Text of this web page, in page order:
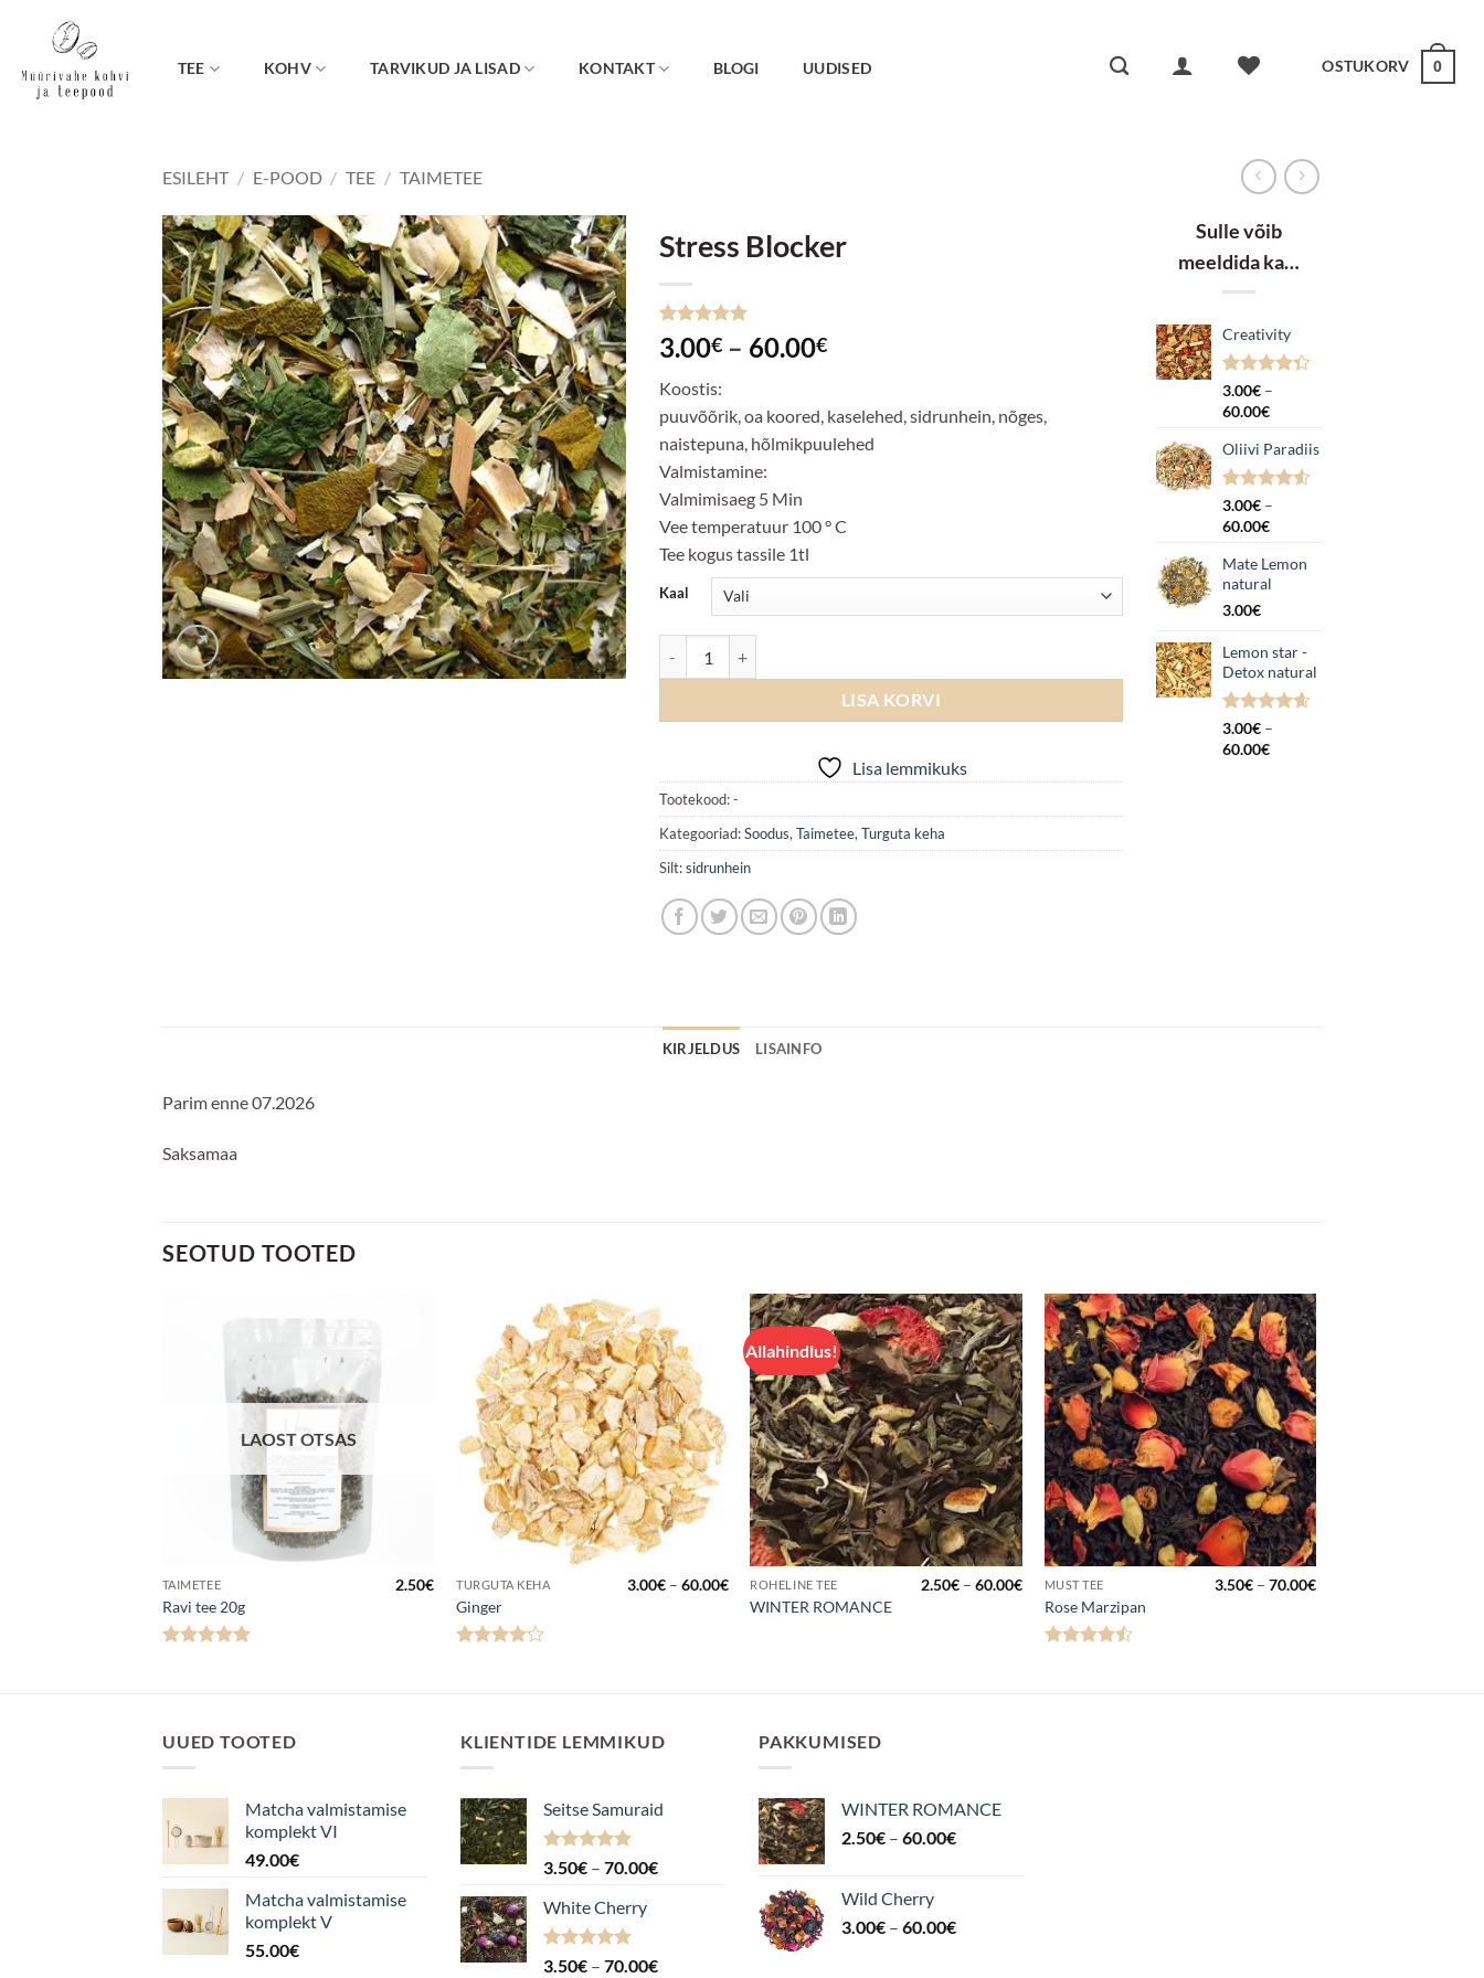
content
TEE KOHV TARVIKUD JA LISAD KONTAKT BLOGI UUDISED OSTUKORV 0
ESILEHT / E-POOD / TEE / TAIMETEE
Lisa
lemmikuks
Stress Blocker
Hinnatud
5/5
3
kliendi
põhjal
3.00€ – 60.00€Hinnavahemik:
60.00€
Koostis:
puuvõõrik, oa koored, kaselehed, sidrunhein, nõges,
naistepuna, hõlmikpuulehed
Valmistamine:
Valmimisaeg 5 Min
Vee temperatuur 100 ° C
Tee kogus tassile 1tl
Kaal
LISA KORVI
Lisa lemmikuks
Tootekood:-
Kategooriad:Soodus, Taimetee, Turguta keha
Silt:sidrunhein
Sulle võib
meeldida ka…
Creativity
Hinnatud
4.33/5
3
hinnangu
põhjal
3.00€ –
60.00€Hinnavahemik:
kuni
60.00€
Oliivi Paradiis
Hinnatud
4.50/5
2
hinnangu
põhjal
3.00€ –
60.00€Hinnavahemik:
kuni
60.00€
Mate Lemon
natural
3.00€
Lemon star -
Detox natural
Hinnatud
4.60/5
5
3.00€ –
60.00€Hinnavahemik:
KIRJELDUS LISAINFO
Parim enne 07.2026
Saksamaa
SEOTUD TOOTED
LAOST OTSAS
TAIMETEE
Ravi tee 20g
2.50€
Lisa
lemmikuks
TURGUTA KEHA
Ginger
3.00€ – 60.00€Hinnavahemik:
3.00€
kuni
Allahindlus!
Lisa
lemmikuks
ROHELINE TEE
WINTER ROMANCE
2.50€ – 60.00€Hinnavahemik:
2.50€
kuni
60.00€
Lisa
lemmikuks
MUST TEE
Rose Marzipan
3.50€ – 70.00€Hinnavahemik:
Hinnavahemik:
3.00€
kuni
60.00€
UUED TOOTED
Matcha valmistamise
komplekt VI
49.00€
Matcha valmistamise
komplekt V
55.00€
KLIENTIDE LEMMIKUD
Seitse Samuraid
Hinnanguga
3.50€ – 70.00€Hinnavahemik:
White Cherry
Hinnanguga
3.50€ – 70.00€Hinnavahemik:
PAKKUMISED
WINTER ROMANCE
2.50€ – 60.00€Hinnavahemik:
Wild Cherry
3.00€ – 60.00€Hinnavahemik: